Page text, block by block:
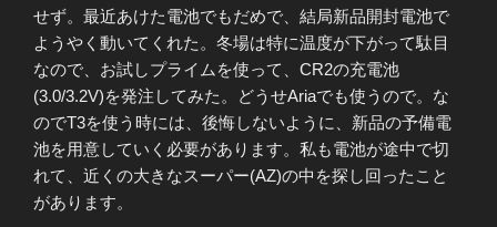
せず。最近あけた電池でもだめで、結局新品開封電池で
ようやく動いてくれた。冬場は特に温度が下がって駄目
なので、お試しプライムを使って、CR2の充電池
(3.0/3.2V)を発注してみた。どうせAriaでも使うので。な
のでT3を使う時には、後悔しないように、新品の予備電
池を用意していく必要があります。私も電池が途中で切
れて、近くの大きなスーパー(AZ)の中を探し回ったこと
があります。